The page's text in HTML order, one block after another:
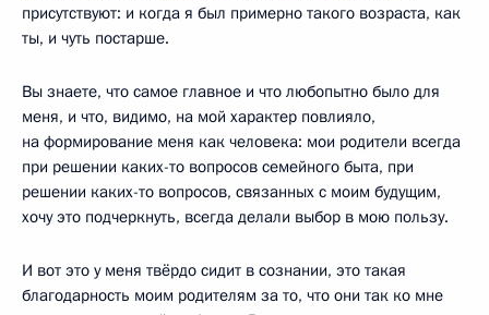
присутствуют: и когда я был примерно такого возраста, как
ты, и чуть постарше.
Вы знаете, что самое главное и что любопытно было для
меня, и что, видимо, на мой характер повлияло,
на формирование меня как человека: мои родители всегда
при решении каких-то вопросов семейного быта, при
решении каких-то вопросов, связанных с моим будущим,
хочу это подчеркнуть, всегда делали выбор в мою пользу.
И вот это у меня твёрдо сидит в сознании, это такая
благодарность моим родителям за то, что они так ко мне